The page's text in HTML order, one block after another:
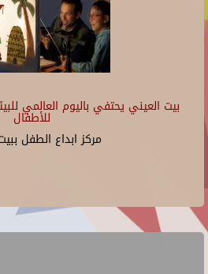
بيت العيني يحتفي باليوم العالمي
للأطفال
مركز ابداع الطفل